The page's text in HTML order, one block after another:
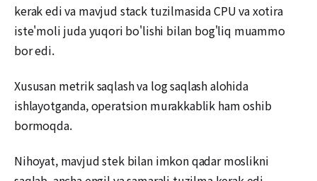
kerak edi va mavjud stack tuzilmasida CPU va xotira
iste'moli juda yuqori bo'lishi bilan bog'liq muammo
bor edi.
Xususan metrik saqlash va log saqlash alohida
ishlayotganda, operatsion murakkablik ham oshib
bormoqda.
Nihoyat, mavjud stek bilan imkon qadar moslikni